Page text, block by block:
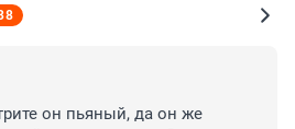
он пьяный, да он же